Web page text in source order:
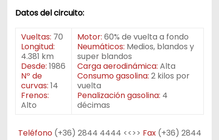
Datos del circuito:
Vueltas: 70
Longitud:
4.381 km
Desde: 1986
Nº de
curvas: 14
Frenos:
Alto
Motor: 60% de vuelta a fondo
Neumáticos: Medios, blandos y
super blandos
Carga aerodinámica: Alta
Consumo gasolina: 2 kilos por
vuelta
Penalización gasolina: 4
décimas
Teléfono (+36) 2844 4444 <<>> Fax (+36) 2844